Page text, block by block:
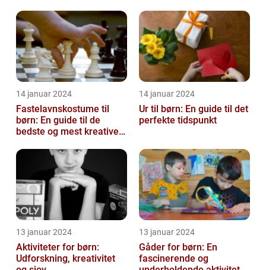
beklædningsgen...
14 januar 2024
Fastelavnskostume til
børn: En guide til de
bedste og mest kreative
14 januar 2024
Ur til børn: En guide til det
perfekte tidspunkt
13 januar 2024
Aktiviteter for børn:
Udforskning, kreativitet
13 januar 2024
Gåder for børn: En
fascinerende og